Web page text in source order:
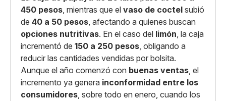
450 pesos, mientras que el vaso de coctel subió
de 40 a 50 pesos, afectando a quienes buscan
opciones nutritivas. En el caso del limón, la caja
incrementó de 150 a 250 pesos, obligando a
reducir las cantidades vendidas por bolsita.
Aunque el año comenzó con buenas ventas, el
incremento ya genera inconformidad entre los
consumidores, sobre todo en enero, cuando los